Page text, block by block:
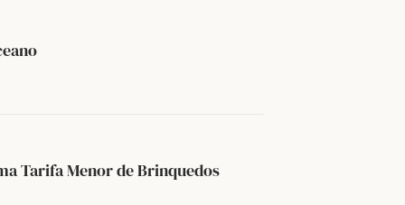
Tarifa Menor de Brinquedos